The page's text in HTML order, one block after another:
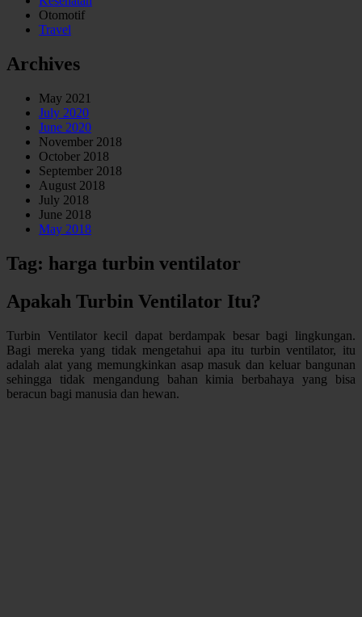
Otomotif
Travel
Archives
May 2021
July 2020
June 2020
November 2018
October 2018
September 2018
August 2018
July 2018
June 2018
May 2018
Tag: harga turbin ventilator
Apakah Turbin Ventilator Itu?
Turbin Ventilator kecil dapat berdampak besar bagi lingkungan.
Bagi mereka yang tidak mengetahui apa itu turbin ventilator, itu
adalah alat yang memungkinkan asap masuk dan keluar bangunan
sehingga tidak mengandung bahan kimia berbahaya yang bisa
beracun bagi manusia dan hewan.